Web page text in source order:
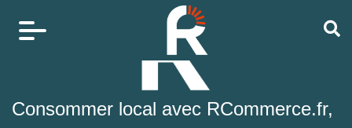
Consommer local avec RCommerce.fr,